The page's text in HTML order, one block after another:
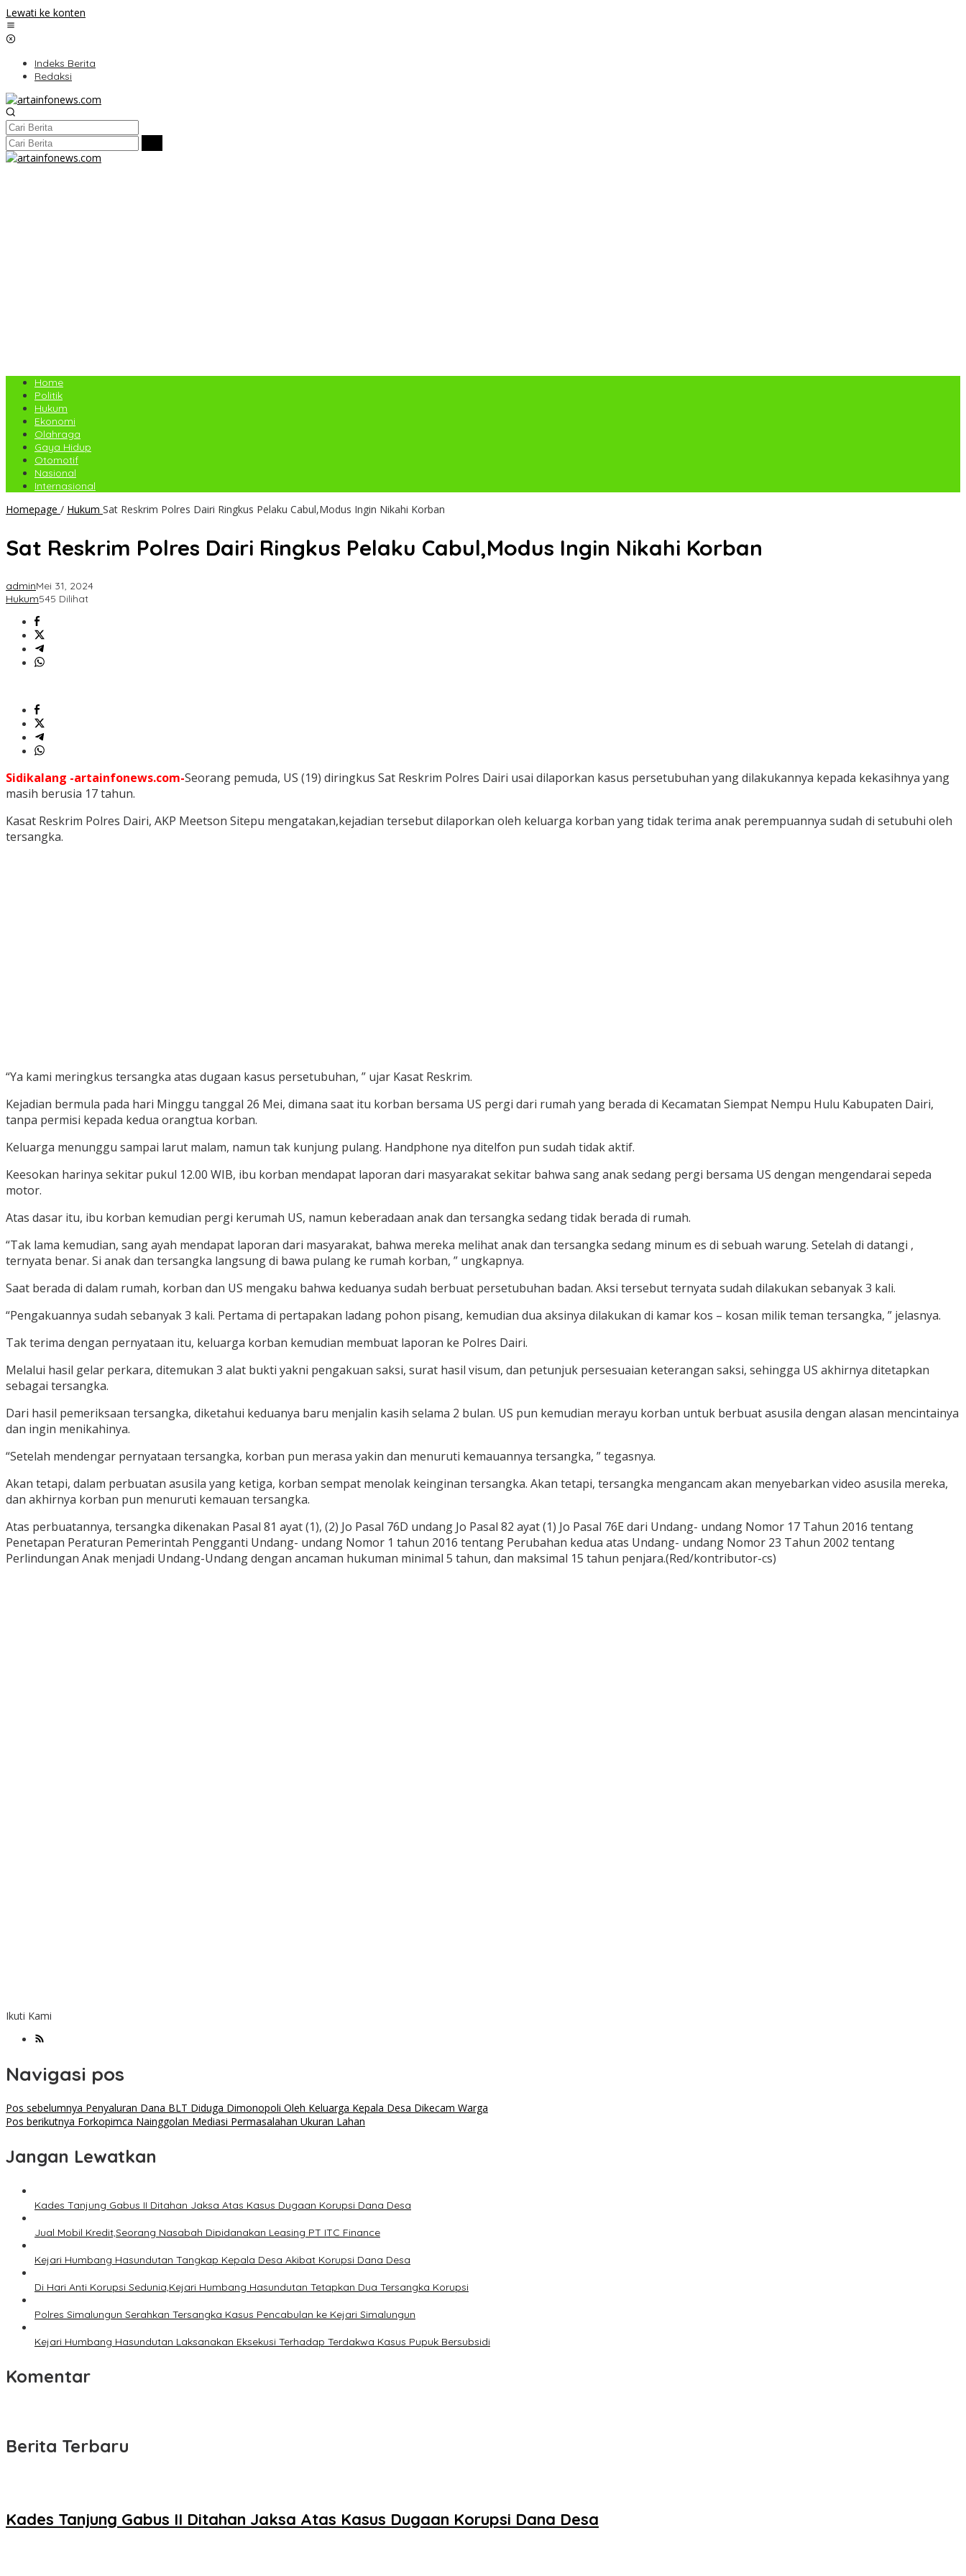
Lewati ke konten
Indeks Berita
Redaksi
Home
Politik
Hukum
Ekonomi
Olahraga
Gaya Hidup
Otomotif
Nasional
Internasional
Homepage / Hukum Sat Reskrim Polres Dairi Ringkus Pelaku Cabul,Modus Ingin Nikahi Korban
Sat Reskrim Polres Dairi Ringkus Pelaku Cabul,Modus Ingin Nikahi Korban
adminMei 31, 2024
Hukum545 Dilihat
Sidikalang -artainfonews.com-Seorang pemuda, US (19) diringkus Sat Reskrim Polres Dairi usai dilaporkan kasus persetubuhan yang dilakukannya kepada kekasihnya yang
masih berusia 17 tahun.
Kasat Reskrim Polres Dairi, AKP Meetson Sitepu mengatakan,kejadian tersebut dilaporkan oleh keluarga korban yang tidak terima anak perempuannya sudah di setubuhi oleh
tersangka.
“Ya kami meringkus tersangka atas dugaan kasus persetubuhan, ” ujar Kasat Reskrim.
Kejadian bermula pada hari Minggu tanggal 26 Mei, dimana saat itu korban bersama US pergi dari rumah yang berada di Kecamatan Siempat Nempu Hulu Kabupaten Dairi,
tanpa permisi kepada kedua orangtua korban.
Keluarga menunggu sampai larut malam, namun tak kunjung pulang. Handphone nya ditelfon pun sudah tidak aktif.
Keesokan harinya sekitar pukul 12.00 WIB, ibu korban mendapat laporan dari masyarakat sekitar bahwa sang anak sedang pergi bersama US dengan mengendarai sepeda
motor.
Atas dasar itu, ibu korban kemudian pergi kerumah US, namun keberadaan anak dan tersangka sedang tidak berada di rumah.
“Tak lama kemudian, sang ayah mendapat laporan dari masyarakat, bahwa mereka melihat anak dan tersangka sedang minum es di sebuah warung. Setelah di datangi ,
ternyata benar. Si anak dan tersangka langsung di bawa pulang ke rumah korban, ” ungkapnya.
Saat berada di dalam rumah, korban dan US mengaku bahwa keduanya sudah berbuat persetubuhan badan. Aksi tersebut ternyata sudah dilakukan sebanyak 3 kali.
“Pengakuannya sudah sebanyak 3 kali. Pertama di pertapakan ladang pohon pisang, kemudian dua aksinya dilakukan di kamar kos – kosan milik teman tersangka, ” jelasnya.
Tak terima dengan pernyataan itu, keluarga korban kemudian membuat laporan ke Polres Dairi.
Melalui hasil gelar perkara, ditemukan 3 alat bukti yakni pengakuan saksi, surat hasil visum, dan petunjuk persesuaian keterangan saksi, sehingga US akhirnya ditetapkan
sebagai tersangka.
Dari hasil pemeriksaan tersangka, diketahui keduanya baru menjalin kasih selama 2 bulan. US pun kemudian merayu korban untuk berbuat asusila dengan alasan mencintainya
dan ingin menikahinya.
“Setelah mendengar pernyataan tersangka, korban pun merasa yakin dan menuruti kemauannya tersangka, ” tegasnya.
Akan tetapi, dalam perbuatan asusila yang ketiga, korban sempat menolak keinginan tersangka. Akan tetapi, tersangka mengancam akan menyebarkan video asusila mereka,
dan akhirnya korban pun menuruti kemauan tersangka.
Atas perbuatannya, tersangka dikenakan Pasal 81 ayat (1), (2) Jo Pasal 76D undang Jo Pasal 82 ayat (1) Jo Pasal 76E dari Undang- undang Nomor 17 Tahun 2016 tentang
Penetapan Peraturan Pemerintah Pengganti Undang- undang Nomor 1 tahun 2016 tentang Perubahan kedua atas Undang- undang Nomor 23 Tahun 2002 tentang
Perlindungan Anak menjadi Undang-Undang dengan ancaman hukuman minimal 5 tahun, dan maksimal 15 tahun penjara.(Red/kontributor-cs)
Ikuti Kami
Navigasi pos
Pos sebelumnya Penyaluran Dana BLT Diduga Dimonopoli Oleh Keluarga Kepala Desa Dikecam Warga
Pos berikutnya Forkopimca Nainggolan Mediasi Permasalahan Ukuran Lahan
Jangan Lewatkan
Kades Tanjung Gabus II Ditahan Jaksa Atas Kasus Dugaan Korupsi Dana Desa
Jual Mobil Kredit,Seorang Nasabah Dipidanakan Leasing PT ITC Finance
Kejari Humbang Hasundutan Tangkap Kepala Desa Akibat Korupsi Dana Desa
Di Hari Anti Korupsi Sedunia,Kejari Humbang Hasundutan Tetapkan Dua Tersangka Korupsi
Polres Simalungun Serahkan Tersangka Kasus Pencabulan ke Kejari Simalungun
Kejari Humbang Hasundutan Laksanakan Eksekusi Terhadap Terdakwa Kasus Pupuk Bersubsidi
Komentar
Berita Terbaru
Kades Tanjung Gabus II Ditahan Jaksa Atas Kasus Dugaan Korupsi Dana Desa